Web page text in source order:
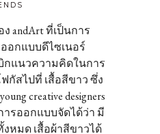
andArt ที่เป็นการ
อกแบบดีไซเนอร์
กแนวความคิดในการ
กัสไปที่ เสื้อสีขาว ซึ่ง
creative designers
รออกแบบจัดได้ว่า มี
งหมด เสื้อผ้าสีขาวได้